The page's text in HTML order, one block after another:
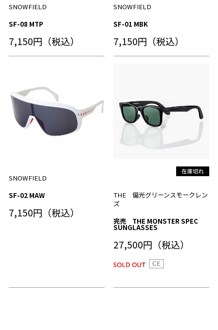
SNOWFIELD
SF-08 MTP
7,150円（税込）
SNOWFIELD
SF-01 MBK
7,150円（税込）
SNOWFIELD
SF-02 MAW
7,150円（税込）
THE 偏光グリーンスモークレン
ズ
完売 THE MONSTER SPEC
SUNGLASSES
27,500円（税込）